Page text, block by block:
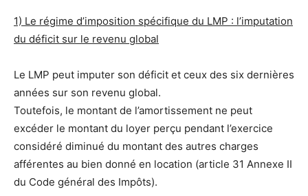
1) Le régime d’imposition spécifique du LMP : l’imputation
du déficit sur le revenu global
Le LMP peut imputer son déficit et ceux des six dernières
années sur son revenu global.
Toutefois, le montant de l’amortissement ne peut
excéder le montant du loyer perçu pendant l’exercice
considéré diminué du montant des autres charges
afférentes au bien donné en location (article 31 Annexe II
du Code général des Impôts).